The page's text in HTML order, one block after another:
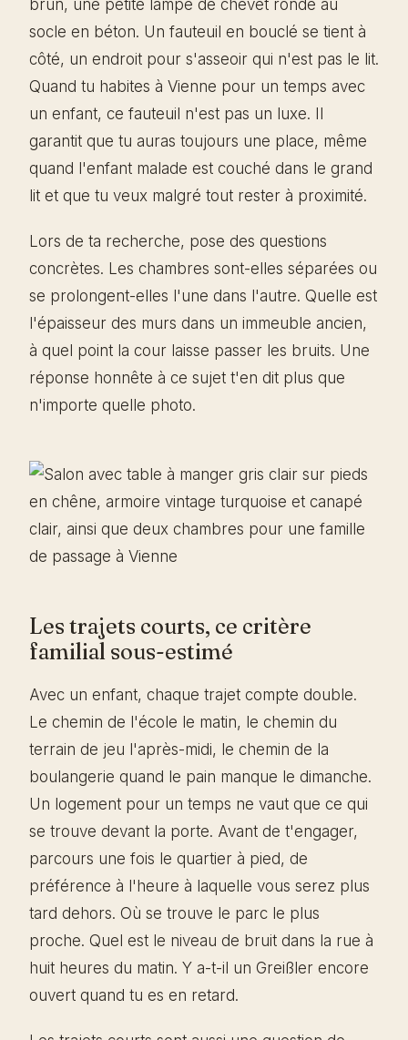
brun, une petite lampe de chevet ronde au
socle en béton. Un fauteuil en bouclé se tient à
côté, un endroit pour s'asseoir qui n'est pas le lit.
Quand tu habites à Vienne pour un temps avec
un enfant, ce fauteuil n'est pas un luxe. Il
garantit que tu auras toujours une place, même
quand l'enfant malade est couché dans le grand
lit et que tu veux malgré tout rester à proximité.
Lors de ta recherche, pose des questions
concrètes. Les chambres sont-elles séparées ou
se prolongent-elles l'une dans l'autre. Quelle est
l'épaisseur des murs dans un immeuble ancien,
à quel point la cour laisse passer les bruits. Une
réponse honnête à ce sujet t'en dit plus que
n'importe quelle photo.
Les trajets courts, ce critère
familial sous-estimé
Avec un enfant, chaque trajet compte double.
Le chemin de l'école le matin, le chemin du
terrain de jeu l'après-midi, le chemin de la
boulangerie quand le pain manque le dimanche.
Un logement pour un temps ne vaut que ce qui
se trouve devant la porte. Avant de t'engager,
parcours une fois le quartier à pied, de
préférence à l'heure à laquelle vous serez plus
tard dehors. Où se trouve le parc le plus
proche. Quel est le niveau de bruit dans la rue à
huit heures du matin. Y a-t-il un Greißler encore
ouvert quand tu es en retard.